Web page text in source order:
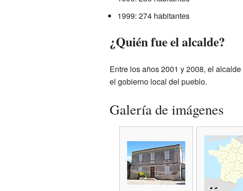
1999: 274 habitantes
¿Quién fue el alcalde?
Entre los años 2001 y 2008, el
el gobierno local del pueblo.
Galería de imágenes